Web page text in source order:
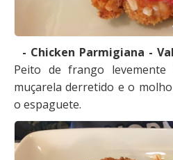
- Chicken Parmigiana -
Peito de frango levemente
muçarela derretido e o
o espaguete.